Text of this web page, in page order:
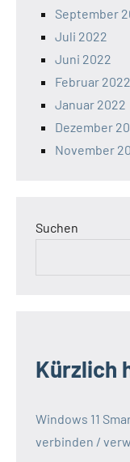
September
Juli 2022
Juni 2022
Februar 2022
Januar 2022
Dezember
November
Suchen
Kürzlich
Windows 11
verbinden /